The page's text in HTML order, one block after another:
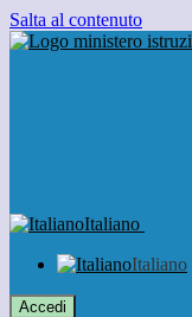
Salta al contenuto
Italiano
Italiano
Accedi